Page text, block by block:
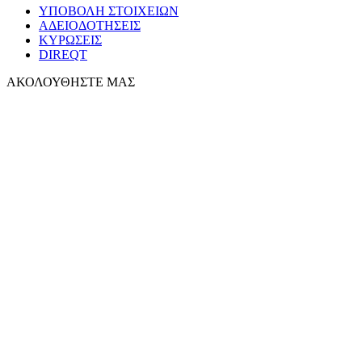
ΥΠΟΒΟΛΗ ΣΤΟΙΧΕΙΩΝ
ΑΔΕΙΟΔΟΤΗΣΕΙΣ
ΚΥΡΩΣΕΙΣ
DIREQT
ΑΚΟΛΟΥΘΗΣΤΕ ΜΑΣ